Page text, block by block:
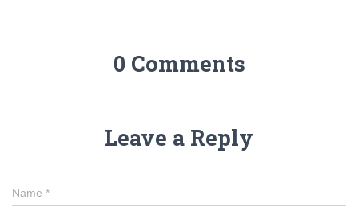
0 Comments
Leave a Reply
Name *